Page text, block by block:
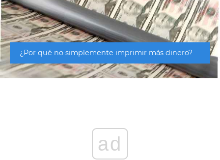
¿Por qué no simplemente imprimir más dinero?
ad